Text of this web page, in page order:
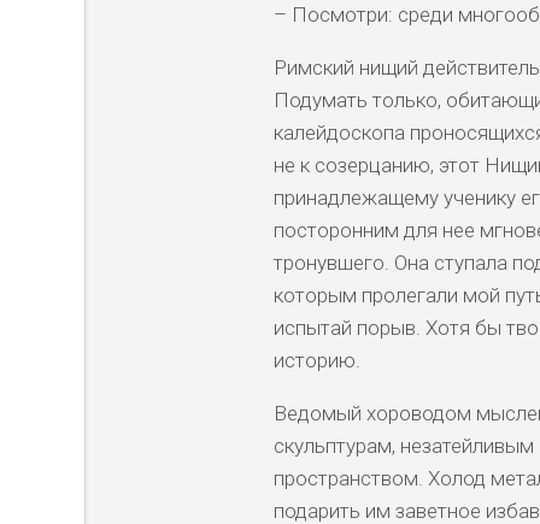
– Посмотри: среди
Римский нищий
Подумать только,
калейдоскопа
не к созерцанию, этот
принадлежащему ученику
посторонним для нее
тронувшего. Она ступала
которым пролегали мой
испытай порыв. Хотя бы
историю.
Ведомый хороводом
скульптурам,
пространством. Холод
подарить им заветное